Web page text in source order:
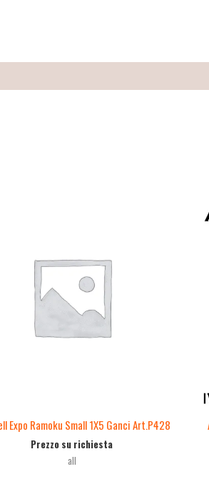
Expo Ramoku Small 1X5 Ganci Art.P428
Prezzo su richiesta
all